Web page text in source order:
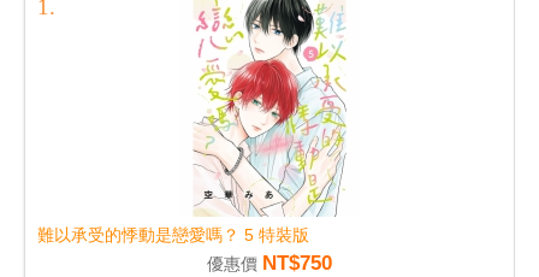
難以承受的悸動是戀愛嗎？ 5 特裝版
優惠價 NT$750